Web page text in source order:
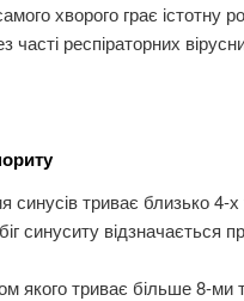
хворого грає істотну
респіраторних
синусів триває близько 4-х
синуситу відзначається
якого триває більше 8-ми